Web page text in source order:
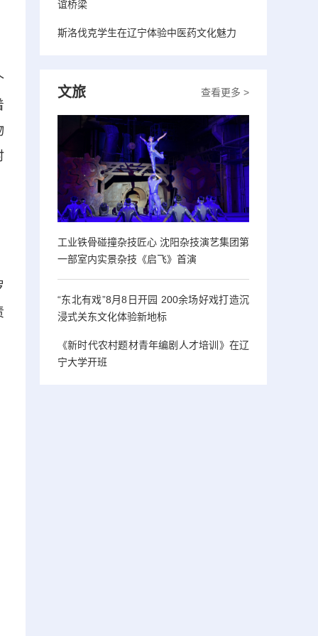
谊桥梁
斯洛伐克学生在辽宁体验中医药文化魅力
查看更多 >
文旅
工业铁骨碰撞杂技匠心 沈阳杂技演艺集团第
一部室内实景杂技《启飞》首演
“东北有戏”8月8日开园 200余场好戏打造沉
浸式关东文化体验新地标
《新时代农村题材青年编剧人才培训》在辽
宁大学开班